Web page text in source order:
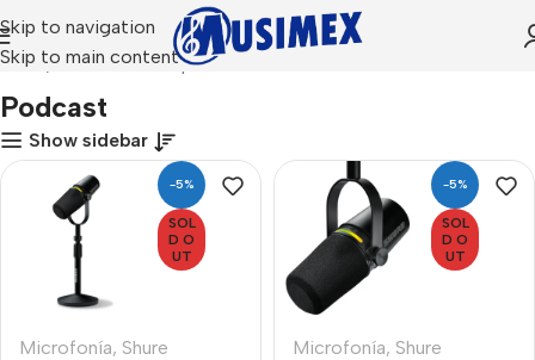
Skip to navigation
Skip to main content
Inicio Productos etiquetados “Podcast”
Podcast
Show sidebar
-5%
SOL
D O
UT
Microfonía, Shure
-5%
SOL
D O
UT
Microfonía, Shure